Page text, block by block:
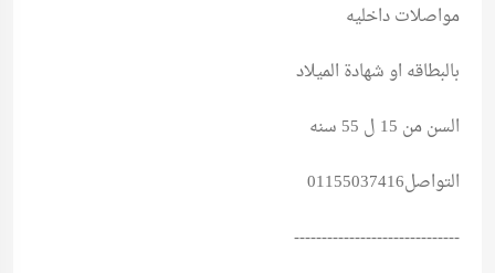
مواصلات داخليه
بالبطاقه او شهادة الميلاد
السن من 15 ل 55 سنه
التواصل01155037416
------------------------------